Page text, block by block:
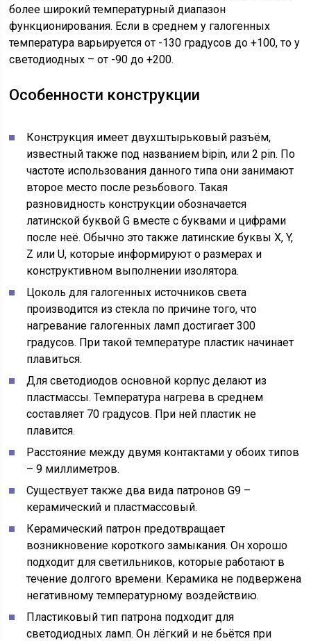
более широкий температурный диапазон
функционирования. Если в среднем у галогенных
температура варьируется от -130 градусов до +100, то у
светодиодных – от -90 до +200.
Особенности конструкции
Конструкция имеет двухштырьковый разъём,
известный также под названием bipin, или 2 pin. По
частоте использования данного типа они занимают
второе место после резьбового. Такая
разновидность конструкции обозначается
латинской буквой G вместе с буквами и цифрами
после неё. Обычно это также латинские буквы X, Y,
Z или U, которые информируют о размерах и
конструктивном выполнении изолятора.
Цоколь для галогенных источников света
производится из стекла по причине того, что
нагревание галогенных ламп достигает 300
градусов. При такой температуре пластик начинает
плавиться.
Для светодиодов основной корпус делают из
пластмассы. Температура нагрева в среднем
составляет 70 градусов. При ней пластик не
плавится.
Расстояние между двумя контактами у обоих типов
– 9 миллиметров.
Существует также два вида патронов G9 –
керамический и пластмассовый.
Керамический патрон предотвращает
возникновение короткого замыкания. Он хорошо
подходит для светильников, которые работают в
течение долгого времени. Керамика не подвержена
негативному температурному воздействию.
Пластиковый тип патрона подходит для
светодиодных ламп. Он лёгкий и не бьётся при